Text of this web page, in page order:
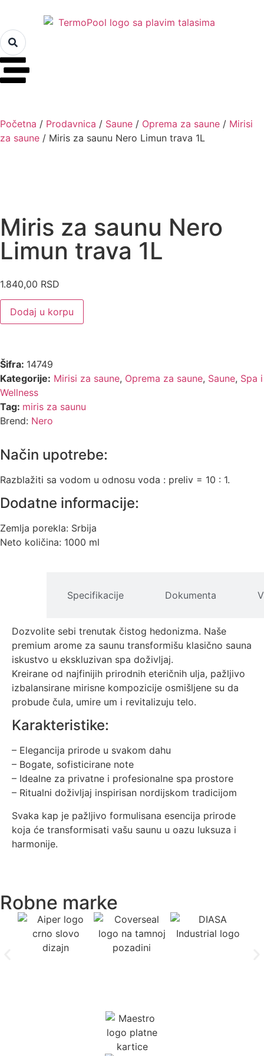
Početna / Prodavnica / Saune / Oprema za saune / Mirisi
za saune / Miris za saunu Nero Limun trava 1L
Miris za saunu Nero
Limun trava 1L
1.840,00 RSD
Dodaj u korpu
Šifra: 14749
Kategorije: Mirisi za saune, Oprema za saune, Saune, Spa i
Wellness
Tag: miris za saunu
Brend: Nero
Način upotrebe:
Razblažiti sa vodom u odnosu voda : preliv = 10 : 1.
Dodatne informacije:
Zemlja porekla: Srbija
Neto količina: 1000 ml
Specifikacije Dokumenta
Dozvolite sebi trenutak čistog hedonizma. Naše
premium arome za saunu transformišu klasično sauna
iskustvo u ekskluzivan spa doživljaj.
Kreirane od najfinijih prirodnih eteričnih ulja, pažljivo
izbalansirane mirisne kompozicije osmišljene su da
probude čula, umire um i revitalizuju telo.
Karakteristike:
– Elegancija prirode u svakom dahu
– Bogate, sofisticirane note
– Idealne za privatne i profesionalne spa prostore
– Ritualni doživljaj inspirisan nordijskom tradicijom
Svaka kap je pažljivo formulisana esencija prirode
koja će transformisati vašu saunu u oazu luksuza i
harmonije.
Robne marke